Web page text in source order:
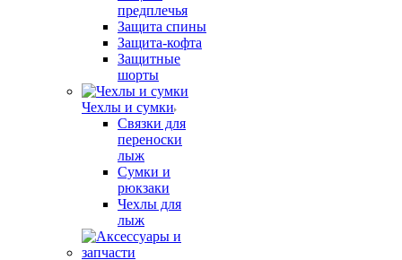
предплечья
Защита спины
Защита-кофта
Защитные
шорты
Чехлы и сумки
Связки для
переноски
лыж
Сумки и
рюкзаки
Чехлы для
лыж